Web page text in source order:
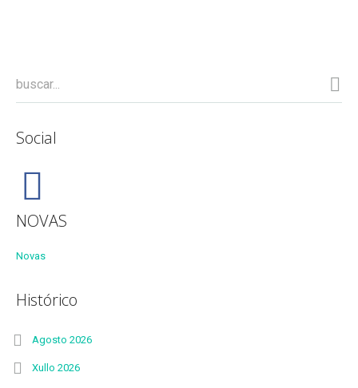
Social
NOVAS
Novas
Histórico
Agosto 2026
Xullo 2026